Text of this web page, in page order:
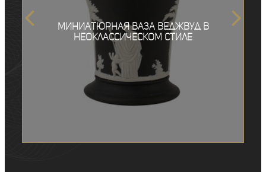
Миниатюрная ваза Веджвуд в
неоклассическом стиле